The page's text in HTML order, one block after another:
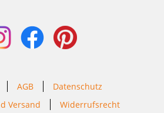
AGB
Datenschutz
Versand
Widerrufsrecht